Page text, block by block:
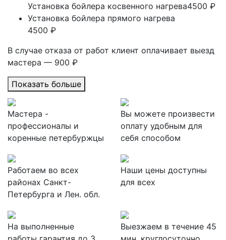
Установка бойлера косвенного нагрева4500 ₽
Установка бойлера прямого нагрева
4500 ₽
В случае отказа от работ клиент оплачивает выезд
мастера — 900 ₽
Показать больше
Мастера -
профессионалы и
коренные петербуржцы
Вы можете произвести
оплату удобным для
себя способом
Работаем во всех
районах Санкт-
Петербурга и Лен. обл.
Наши цены доступны
для всех
На выполненные
Выезжаем в течение 45